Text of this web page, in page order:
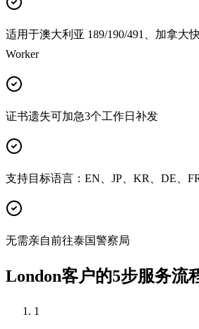
适用于澳大利亚 189/190/491、加拿大
Worker
证书遗失可加急3个工作日补发
支持目标语言：EN、JP、KR、DE、
无需亲自前往泰国警察局
London客户的5步服务流
1